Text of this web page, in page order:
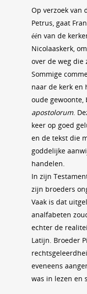
Op verzoek van
Petrus, gaat
één van de
Nicolaaskerk,
over de weg die
Sommige
naar de kerk en
oude gewoonte,
apostolorum.
keer op goed
en de tekst die
goddelijke
handelen.
In zijn
zijn broeders
Vaak is dat
analfabeten
echter de
Latijn. Broeder
eveneens
was in lezen en